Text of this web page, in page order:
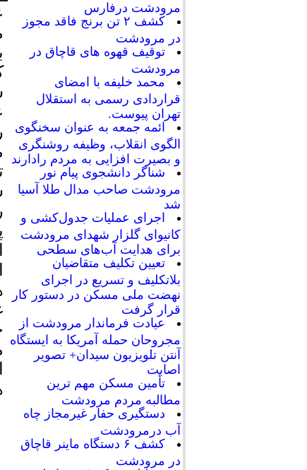
مرودشت درفارس
کشف ۲ تن برنج فاقد مجوز
در مرودشت
توقیف قهوه های قاچاق در
مرودشت
محمد خلیفه با امضای
قراردادی رسمی به استقلال
تهران پیوست.
ائمه جمعه به عنوان سخنگوی
الگوی انقلاب، وظیفه روشنگری
و بصیرت افزایی به مردم رادارند
شناگر دانشجوی پیام نور
مرودشت صاحب مدال طلا آسیا
شد
اجرای عملیات جدول‌کشی و
کانیوای گلزار شهدای مرودشت
برای هدایت آب‌های سطحی
تعیین تکلیف متقاضیان
بلاتکلیف و تسریع در اجرای
نهضت ملی مسکن در دستور کار
قرار گرفت
عیادت فرماندار مرودشت از
مجروحان حمله آمریکا به ایستگاه
آنتن تلویزیون سیدان+ تصویر
اصابت
تأمین مسکن مهم ترین
مطالبه مردم مرودشت
دستگیری حفار غیرمجاز چاه
آب درمرودشت
کشف ۶ دستگاه ماینر قاچاق
در مرودشت